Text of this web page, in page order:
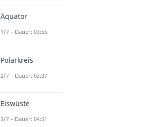
Äquator
1/7 – Dauer: 03:55
Polarkreis
2/7 – Dauer: 03:37
Eiswüste
3/7 – Dauer: 04:51